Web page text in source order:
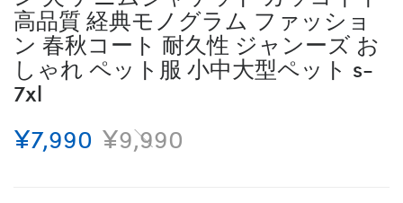
高品質 経典モノグラム ファッショ
ン 春秋コート 耐久性 ジャンーズ お
しゃれ ペット服 小中大型ペット s-
7xl
¥7,990 ¥9,990